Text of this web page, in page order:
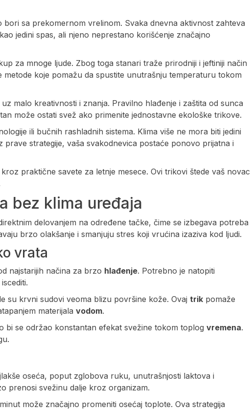
bori sa prekomernom vrelinom. Svaka dnevna aktivnost zahteva
jedini spas, ali njeno neprestano korišćenje značajno
za mnoge ljude. Zbog toga stanari traže prirodniji i jeftiniji način
koje pomažu da spustite unutrašnju temperaturu tokom
malo kreativnosti i znanja. Pravilno hlađenje i zaštita od sunca
može ostati svež ako primenite jednostavne ekološke trikove.
ili bučnih rashladnih sistema. Klima više ne mora biti jedini
strategije, vaša svakodnevica postaće ponovo prijatna i
praktične savete za letnje mesece. Ovi trikovi štede vaš novac
bez klima uređaja
delovanjem na određene tačke, čime se izbegava potreba
brzo olakšanje i smanjuju stres koji vrućina izaziva kod ljudi.
vrata
najstarijih načina za brzo hlađenje. Potrebno je natopiti
su krvni sudovi veoma blizu površine kože. Ovaj trik pomaže
materijala vodom.
bi se održao konstantan efekat svežine tokom toplog vremena.
oseća, poput zglobova ruku, unutrašnjosti laktova i
prenosi svežinu dalje kroz organizam.
može značajno promeniti osećaj toplote. Ova strategija